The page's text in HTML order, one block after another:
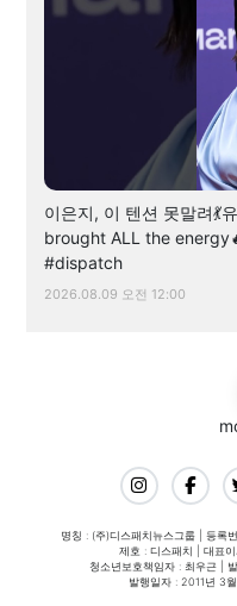
이은지, 이 텐션 못말려💃
brought ALL the
#dispatch
2026.08.09 오전 12:00
명칭 : (주)디스패치뉴스그룹 | 등록
제호 : 디스패치 | 대표
청소년보호책임자 : 최우근 |
발행일자 : 2011년 3